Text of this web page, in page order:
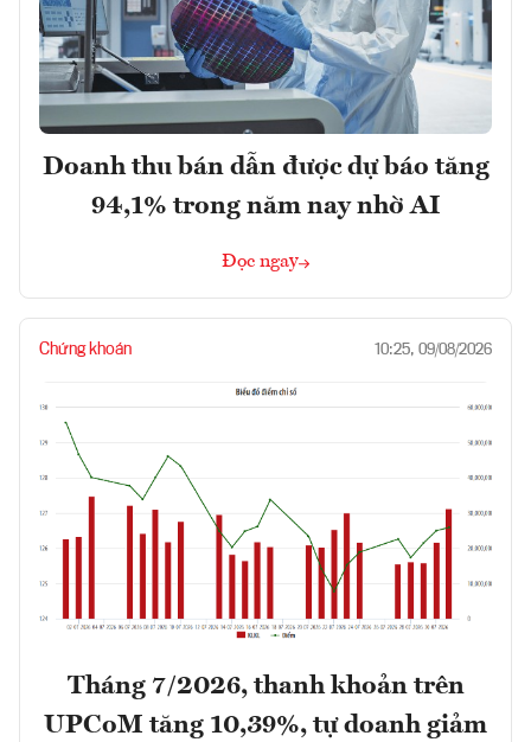
Doanh thu bán dẫn được dự báo tăng
94,1% trong năm nay nhờ AI
Đọc ngay
Chứng khoán 10:25, 09/08/2026
Tháng 7/2026, thanh khoản trên
UPCoM tăng 10,39%, tự doanh giảm